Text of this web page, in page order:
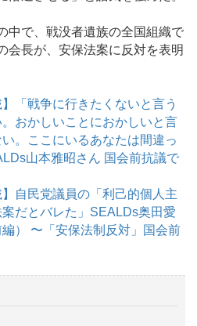
で、戦没者遺族の全国組織で
会長が、安保法案に反対を表明
】「戦争に行きたくないと言う
おかしいことにおかしいと言
。ここにいるあなたは間違っ
山本雅昭さん 国会前抗議で
】自民党議員の「利己的個人主
だとバレた」SEALDs奥田愛
） 〜「安保法制反対」国会前